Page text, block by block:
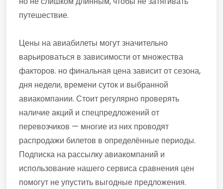
путешествие.
Цены на авиабилеты могут значительно
варьироваться в зависимости от множества
факторов. но финальная цена зависит от сезона,
дня недели, времени суток и выбранной
авиакомпании. Стоит регулярно проверять
наличие акций и спецпредложений от
перевозчиков — многие из них проводят
распродажи билетов в определённые периоды.
Подписка на рассылку авиакомпаний и
использование нашего сервиса сравнения цен
помогут не упустить выгодные предложения.